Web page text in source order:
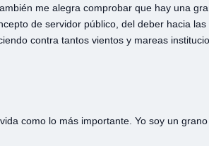
me alegra comprobar que hay una
de servidor público, del deber hacia
contra tantos vientos y mareas
como lo más importante. Yo soy un